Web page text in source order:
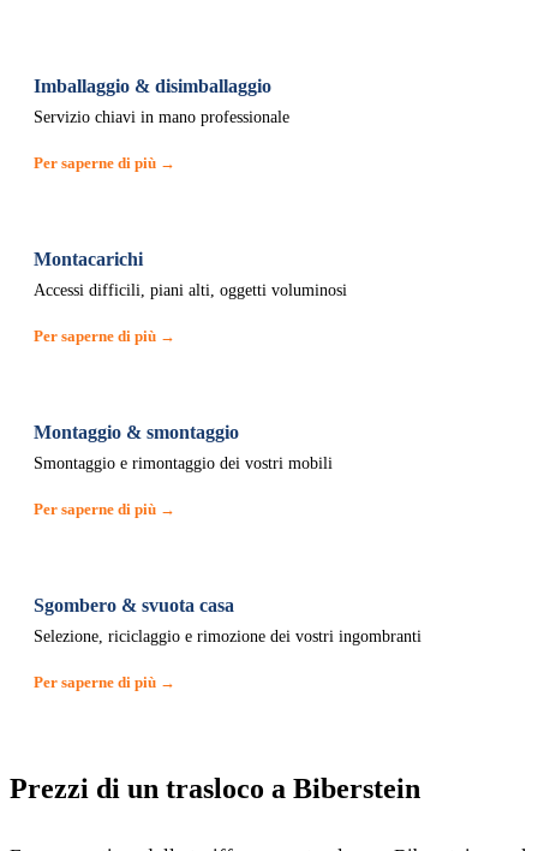
Imballaggio & disimballaggio
Servizio chiavi in mano professionale
Per saperne di più →
Montacarichi
Accessi difficili, piani alti, oggetti voluminosi
Per saperne di più →
Montaggio & smontaggio
Smontaggio e rimontaggio dei vostri mobili
Per saperne di più →
Sgombero & svuota casa
Selezione, riciclaggio e rimozione dei vostri ingombranti
Per saperne di più →
Prezzi di un trasloco a Biberstein